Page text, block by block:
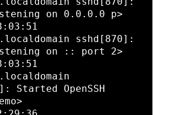
on 0.0.0.0 p>
sshd[870]:
on :: port 2>
Started OpenSSH